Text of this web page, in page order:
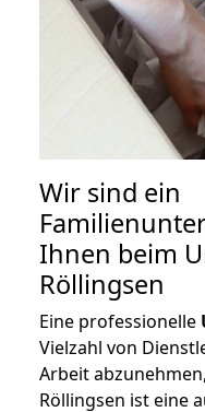
Wir sind ein
Ihnen beim
Röllingsen
Eine professionelle
Vielzahl von
Arbeit
Röllingsen ist eine